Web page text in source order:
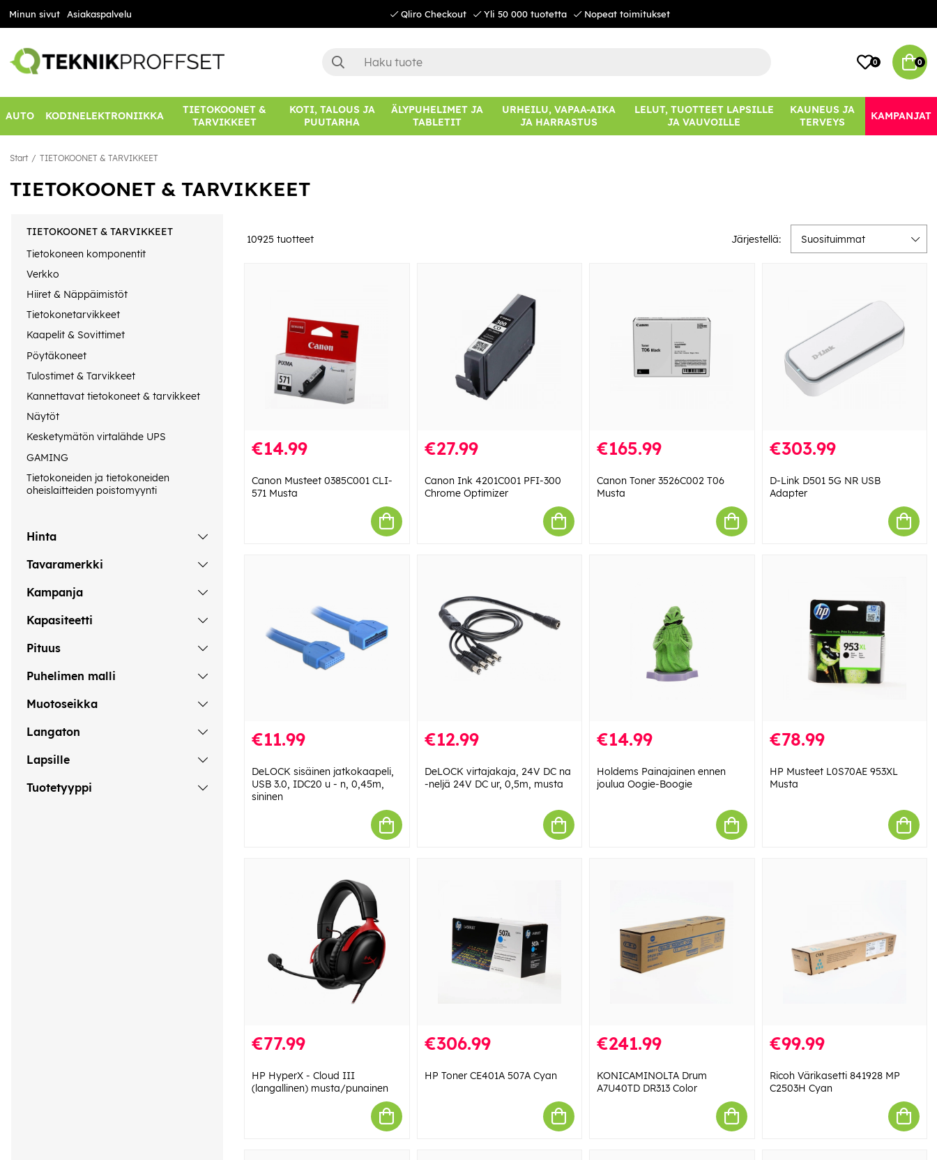
Minun sivut Asiakaspalvelu Qliro Checkout Yli 50 000 tuotetta Nopeat toimitukset
0 0
AUTO KODINELEKTRONIIKKA
TIETOKOONET &
TARVIKKEET
KOTI, TALOUS JA
PUUTARHA
ÄLYPUHELIMET JA
TABLETIT
URHEILU, VAPAA-AIKA
JA HARRASTUS
LELUT, TUOTTEET LAPSILLE
JA VAUVOILLE
KAUNEUS JA
TERVEYS
KAMPANJAT
Start TIETOKOONET & TARVIKKEET
TIETOKOONET & TARVIKKEET
TIETOKOONET & TARVIKKEET
Tietokoneen komponentit
Verkko
Hiiret & Näppäimistöt
Tietokonetarvikkeet
Kaapelit & Sovittimet
Pöytäkoneet
Tulostimet & Tarvikkeet
Kannettavat tietokoneet & tarvikkeet
Näytöt
Kesketymätön virtalähde UPS
GAMING
Tietokoneiden ja tietokoneiden
oheislaitteiden poistomyynti
Hinta
Tavaramerkki
Kampanja
Kapasiteetti
Pituus
Puhelimen malli
Muotoseikka
Langaton
Lapsille
Tuotetyyppi
10925 tuotteet Järjestellä: Suosituimmat
€14.99
Canon Musteet 0385C001 CLI-
571 Musta
€27.99
Canon Ink 4201C001 PFI-300
Chrome Optimizer
€165.99
Canon Toner 3526C002 T06
Musta
€303.99
D-Link D501 5G NR USB
Adapter
€11.99
DeLOCK sisäinen jatkokaapeli,
USB 3.0, IDC20 u - n, 0,45m,
sininen
€12.99
DeLOCK virtajakaja, 24V DC na
-neljä 24V DC ur, 0,5m, musta
€14.99
Holdems Painajainen ennen
joulua Oogie-Boogie
€78.99
HP Musteet L0S70AE 953XL
Musta
€77.99
HP HyperX - Cloud III
(langallinen) musta/punainen
€306.99
HP Toner CE401A 507A Cyan
€241.99
KONICAMINOLTA Drum
A7U40TD DR313 Color
€99.99
Ricoh Värikasetti 841928 MP
C2503H Cyan